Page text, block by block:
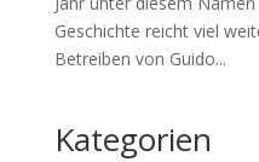
Geschichte reicht viel
Betreiben von Guido...
Kategorien